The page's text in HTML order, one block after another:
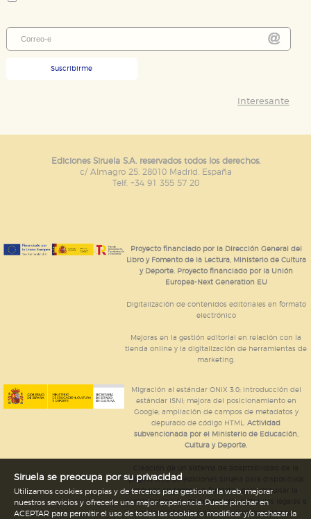
Suscribirme
Interesante
Ediciones Siruela S.A. reservados todos los derechos.
c/ Almagro 25. 28010 Madrid. España
Telf. +34 91 355 57 20
Proyecto financiado por la Dirección General del
Libro y Fomento de la Lectura, Ministerio de Cultura
y Deporte. Proyecto financiado por la Unión
Europea-Next Generation EU
Digitalización de contenidos editoriales en formato
electrónico
Mejoras en la gestión editorial en relación con la
tienda online y la digitalización de herramientas de
marketing.
Migración al estándar ONIX 3.0; introducción del
estándar ISNI; mejora del posicionamiento en
Google; ampliación de campos de metadatos y
depurado de código HTML.Actividad
subvencionada por el Ministerio de Educación,
Cultura y Deporte.
página web de ediciones Siruela para dispositivos
móviles en todos sus formatos para impulsar la
comercialización de contenidos culturales legales e
implementación de los recursos tecnológicos
Siruela se preocupa por su privacidad
Utilizamos cookies propias y de terceros para gestionar la web, mejorar
nuestros servicios y ofrecerle una mejor experiencia. Puede pinchar en
ACEPTAR para permitir el uso de todas las cookies o modificar y/o rechazar la